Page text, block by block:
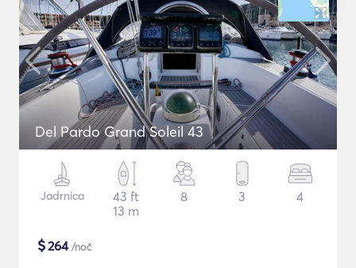
Del Pardo Grand Soleil 43
Jadrnica
43 ft
13 m
8 3 4
$264/noč